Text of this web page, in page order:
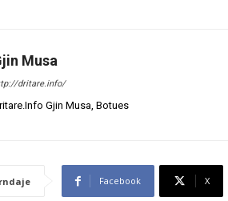
Musa
dritare.info/
Gjin Musa, Botues
Facebook X